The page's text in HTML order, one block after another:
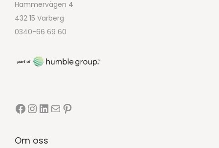
Hammervägen 4
432 15 Varberg
0340-66 69 60
Om oss